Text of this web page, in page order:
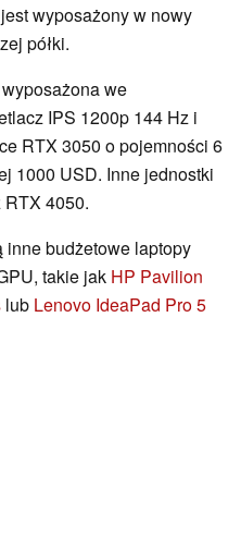
wyposażony w nowy
półki.
we
IPS 1200p 144 Hz i
RTX 3050 o pojemności 6
1000 USD. Inne jednostki
4050.
budżetowe laptopy
takie jak HP Pavilion
lub Lenovo IdeaPad Pro 5